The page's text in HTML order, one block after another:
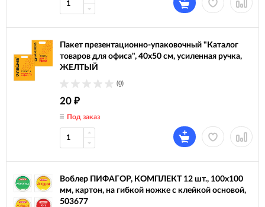
Пакет презентационно-упаковочный "Каталог
товаров для офиса", 40х50 см, усиленная ручка,
ЖЕЛТЫЙ
(0)
20 ₽
Под заказ
Воблер ПИФАГОР, КОМПЛЕКТ 12 шт., 100х100
мм, картон, на гибкой ножке с клейкой основой,
503677